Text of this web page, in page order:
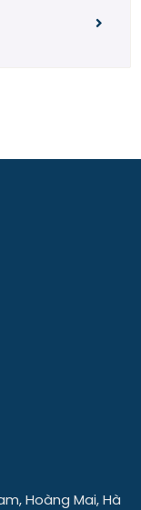
Hoàng Mai, Hà